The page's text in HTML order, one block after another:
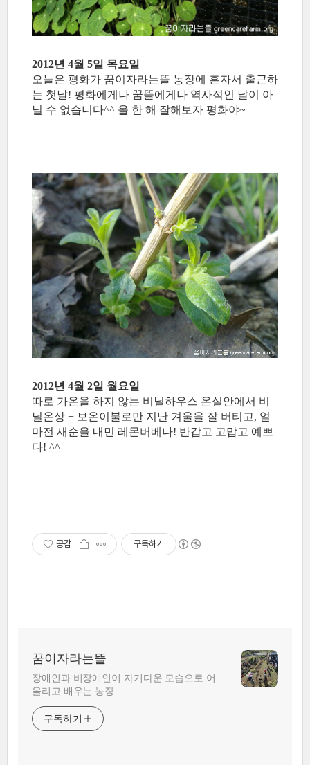
2012년 4월 5일 목요일
오늘은 평화가 꿈이자라는뜰 농장에 혼자서 출근하
는 첫날! 평화에게나 꿈뜰에게나 역사적인 날이 아
닐 수 없습니다^^ 올 한 해 잘해보자 평화야~
2012년 4월 2일 월요일
따로 가온을 하지 않는 비닐하우스 온실안에서 비
닐온상 + 보온이불로만 지난 겨울을 잘 버티고, 얼
마전 새순을 내민 레몬버베나! 반갑고 고맙고 예쁘
다! ^^
공감 구독하기
꿈이자라는뜰
장애인과 비장애인이 자기다운 모습으로 어
울리고 배우는 농장
구독하기